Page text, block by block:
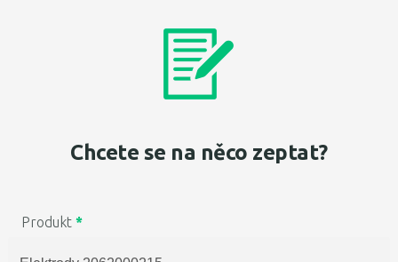
Chcete se na něco zeptat?
Produkt*